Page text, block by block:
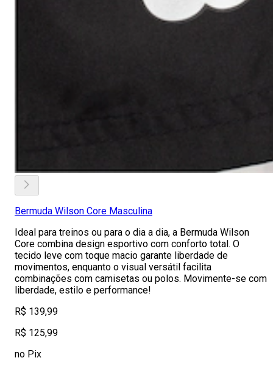
Bermuda Wilson Core Masculina
Ideal para treinos ou para o dia a dia, a Bermuda Wilson
Core combina design esportivo com conforto total. O
tecido leve com toque macio garante liberdade de
movimentos, enquanto o visual versátil facilita
combinações com camisetas ou polos. Movimente-se com
liberdade, estilo e performance!
R$ 139,99
R$ 125,99
no Pix